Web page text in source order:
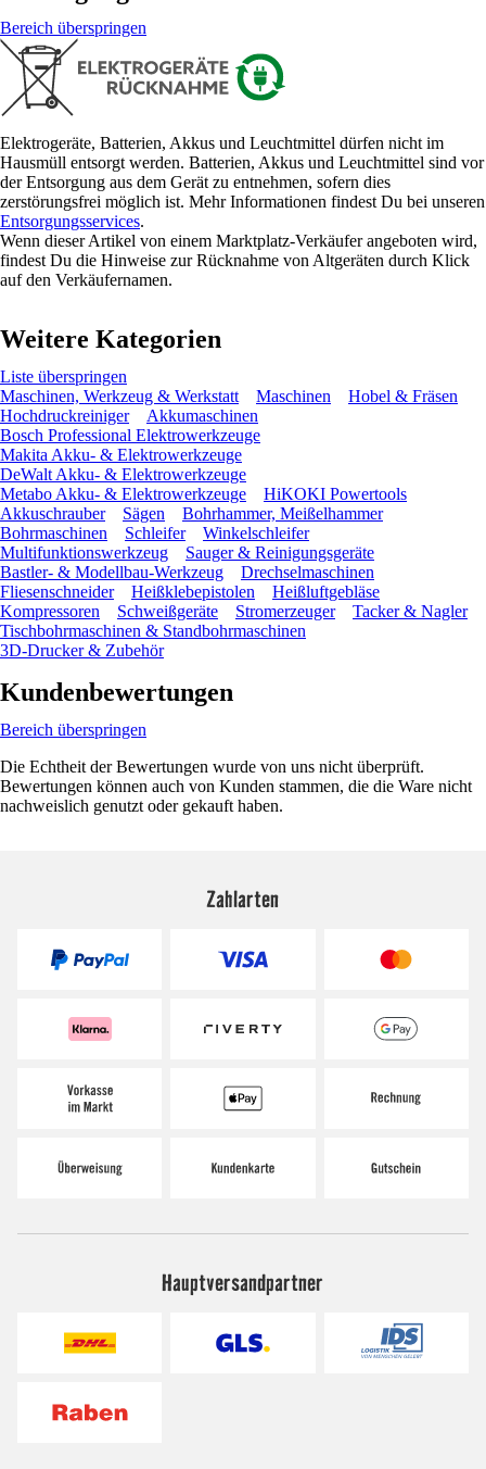
Bereich überspringen
Elektrogeräte, Batterien, Akkus und Leuchtmittel dürfen nicht im
Hausmüll entsorgt werden. Batterien, Akkus und Leuchtmittel sind vor
der Entsorgung aus dem Gerät zu entnehmen, sofern dies
zerstörungsfrei möglich ist. Mehr Informationen findest Du bei unseren
Entsorgungsservices.
Wenn dieser Artikel von einem Marktplatz-Verkäufer angeboten wird,
findest Du die Hinweise zur Rücknahme von Altgeräten durch Klick
auf den Verkäufernamen.
Weitere Kategorien
Liste überspringen
Maschinen, Werkzeug & Werkstatt
Maschinen
Hobel & Fräsen
Hochdruckreiniger
Akkumaschinen
Bosch Professional Elektrowerkzeuge
Makita Akku- & Elektrowerkzeuge
DeWalt Akku- & Elektrowerkzeuge
Metabo Akku- & Elektrowerkzeuge
HiKOKI Powertools
Akkuschrauber
Sägen
Bohrhammer, Meißelhammer
Bohrmaschinen
Schleifer
Winkelschleifer
Multifunktionswerkzeug
Sauger & Reinigungsgeräte
Bastler- & Modellbau-Werkzeug
Drechselmaschinen
Fliesenschneider
Heißklebepistolen
Heißluftgebläse
Kompressoren
Schweißgeräte Stromerzeuger
Tacker & Nagler
Tischbohrmaschinen & Standbohrmaschinen
3D-Drucker & Zubehör
Kundenbewertungen
Bereich überspringen
Die Echtheit der Bewertungen wurde von uns nicht überprüft.
Bewertungen können auch von Kunden stammen, die die Ware nicht
nachweislich genutzt oder gekauft haben.
Zahlarten
Hauptversandpartner